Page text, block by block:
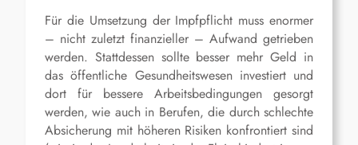
Für die Umsetzung der Impfpflicht muss enormer
– nicht zuletzt finanzieller – Aufwand getrieben
werden. Stattdessen sollte besser mehr Geld in
das öffentliche Gesundheitswesen investiert und
dort für bessere Arbeitsbedingungen gesorgt
werden, wie auch in Berufen, die durch schlechte
Absicherung mit höheren Risiken konfrontiert sind